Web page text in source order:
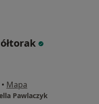
• Mapa
Pawlaczyk